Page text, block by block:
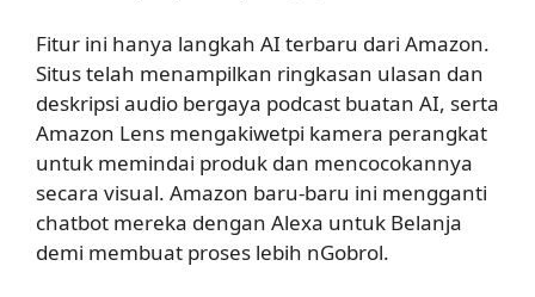
Fitur ini hanya langkah AI terbaru dari Amazon.
Situs telah menampilkan ringkasan ulasan dan
deskripsi audio bergaya podcast buatan AI, serta
Amazon Lens mengakiwetpi kamera perangkat
untuk memindai produk dan mencocokannya
secara visual. Amazon baru-baru ini mengganti
chatbot mereka dengan Alexa untuk Belanja
demi membuat proses lebih nGobrol.